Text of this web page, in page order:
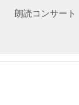
朗読コンサート